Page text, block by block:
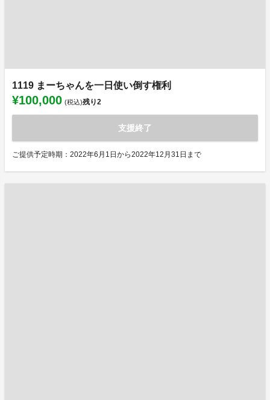
1119 まーちゃんを一日使い倒す権利
¥100,000 (税込)残り2
支援終了
ご提供予定時期：2022年6月1日から2022年12月31日まで